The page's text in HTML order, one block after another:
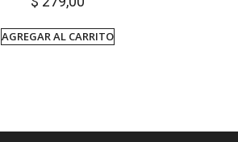
AGREGAR AL CARRITO